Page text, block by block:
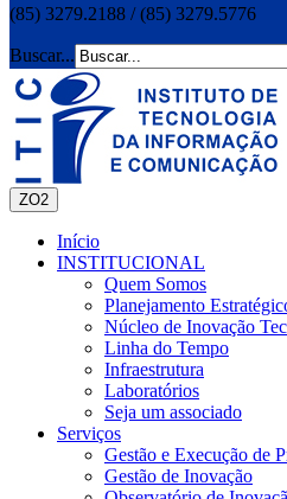
(85) 3279.2188 / (85) 3279.5776
Buscar...
ZO2
Início
INSTITUCIONAL
Quem Somos
Planejamento
Núcleo de Inovação
Linha do Tempo
Infraestrutura
Laboratórios
Seja um associado
Serviços
Gestão e Execução de
Gestão de Inovação